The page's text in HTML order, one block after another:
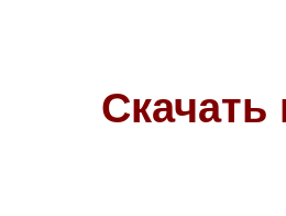
Скачать